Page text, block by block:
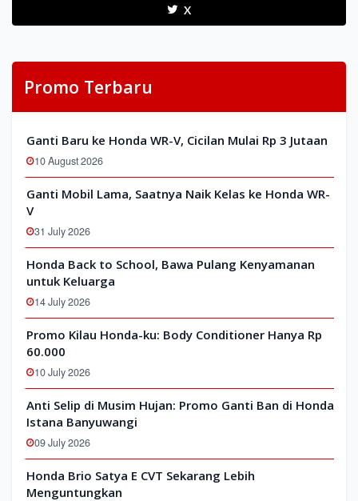
X
Promo Terbaru
Ganti Baru ke Honda WR-V, Cicilan Mulai Rp 3 Jutaan
10 August 2026
Ganti Mobil Lama, Saatnya Naik Kelas ke Honda WR-
V
31 July 2026
Honda Back to School, Bawa Pulang Kenyamanan
untuk Keluarga
14 July 2026
Promo Kilau Honda-ku: Body Conditioner Hanya Rp
60.000
10 July 2026
Anti Selip di Musim Hujan: Promo Ganti Ban di Honda
Istana Banyuwangi
09 July 2026
Honda Brio Satya E CVT Sekarang Lebih
Menguntungkan